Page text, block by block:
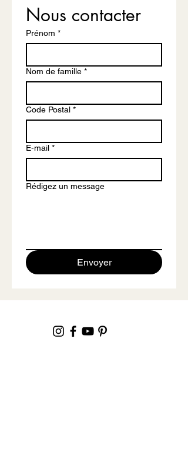
Nous contacter
Prénom *
Nom de famille *
Code Postal *
E-mail *
Rédigez un message
Envoyer